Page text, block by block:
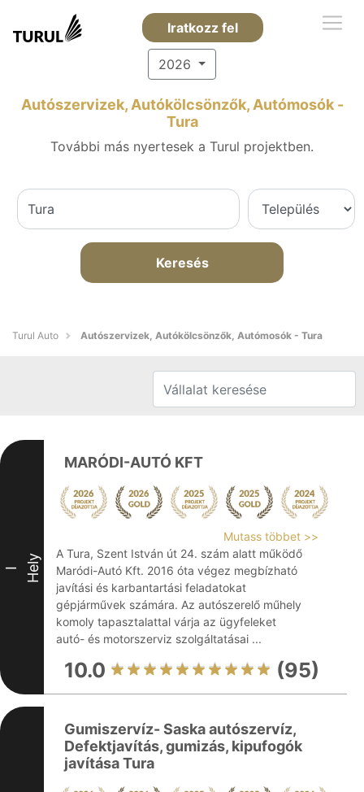
Iratkozz fel
2026
Autószervizek, Autókölcsönzők, Autómosók -
Tura
További más nyertesek a Turul projektben.
Keresés
Turul Auto Autószervizek, Autókölcsönzők, Autómosók - Tura
I Hely
MARÓDI-AUTÓ KFT
Mutass többet >>
A Tura, Szent István út 24. szám alatt működő
Maródi-Autó Kft. 2016 óta végez megbízható
javítási és karbantartási feladatokat
gépjárművek számára. Az autószerelő műhely
komoly tapasztalattal várja az ügyfeleket
autó- és motorszerviz szolgáltatásai ...
10.0 (95)
Gumiszervíz- Saska autószervíz,
Defektjavítás, gumizás, kipufogók
javítása Tura